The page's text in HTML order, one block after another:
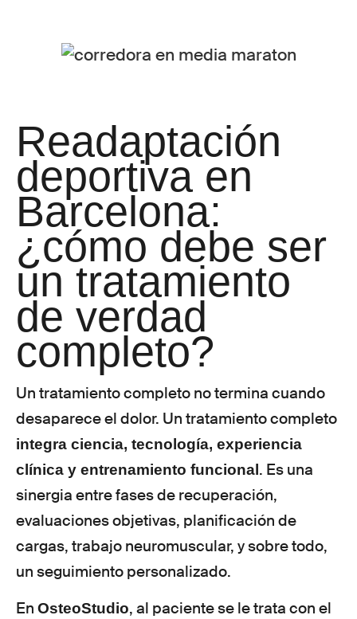
Readaptación
deportiva en
Barcelona:
¿cómo debe ser
un tratamiento
de verdad
completo?
Un tratamiento completo no termina cuando
desaparece el dolor. Un tratamiento completo
integra ciencia, tecnología, experiencia
clínica y entrenamiento funcional. Es una
sinergia entre fases de recuperación,
evaluaciones objetivas, planificación de
cargas, trabajo neuromuscular, y sobre todo,
un seguimiento personalizado.
En OsteoStudio, al paciente se le trata con el